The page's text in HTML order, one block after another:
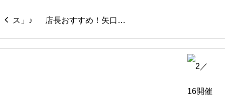
店長おすすめ！矢口…